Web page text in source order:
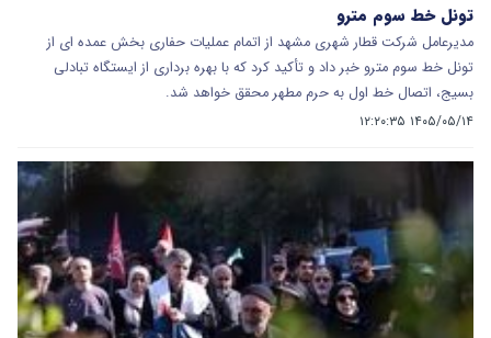
تونل خط سوم مترو
مدیرعامل شرکت قطار شهری مشهد از اتمام عملیات حفاری بخش عمده‌ ای از
تونل خط سوم مترو خبر داد و تأکید کرد که با بهره‌ برداری از ایستگاه تبادلی
بسیج، اتصال خط اول به حرم مطهر محقق خواهد شد.
۱۴۰۵/۰۵/۱۴ ۱۲:۲۰:۳۵